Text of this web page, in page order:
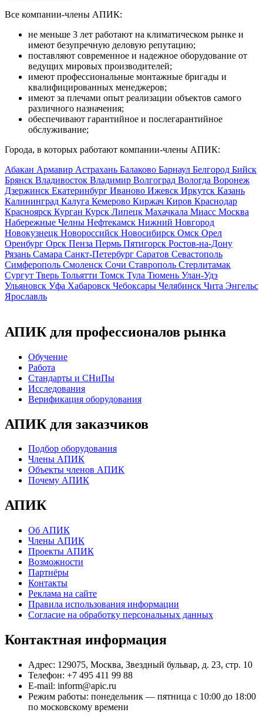
Все компании-члены АПИК:
не меньше 3 лет работают на климатическом рынке и
имеют безупречную деловую репутацию;
поставляют современное и надежное оборудование от
ведущих мировых производителей;
имеют профессиональные монтажные бригады и
квалифицированных менеджеров;
имеют за плечами опыт реализации объектов самого
различного назначения;
обеспечивают гарантийное и послегарантийное
обслуживание;
Города, в которых работают компании-члены АПИК:
Абакан Армавир Астрахань Балаково Барнаул Белгород Бийск
Брянск Владивосток Владимир Волгоград Вологда Воронеж
Дзержинск Екатеринбург Иваново Ижевск Иркутск Казань
Калининград Калуга Кемерово Киржач Киров Краснодар
Красноярск Курган Курск Липецк Махачкала Миасс Москва
Набережные Челны Нефтекамск Нижний Новгород
Новокузнецк Новороссийск Новосибирск Омск Орел
Оренбург Орск Пенза Пермь Пятигорск Ростов-на-Дону
Рязань Самара Санкт-Петербург Саратов Севастополь
Симферополь Смоленск Сочи Ставрополь Стерлитамак
Сургут Тверь Тольятти Томск Тула Тюмень Улан-Удэ
Ульяновск Уфа Хабаровск Чебоксары Челябинск Чита Энгельс
Ярославль
АПИК для профессионалов рынка
Обучение
Работа
Стандарты и СНиПы
Исследования
Верификация оборудования
АПИК для заказчиков
Подбор оборудования
Члены АПИК
Объекты членов АПИК
Почему АПИК
АПИК
Об АПИК
Члены АПИК
Проекты АПИК
Возможности
Партнёры
Контакты
Реклама на сайте
Правила использования информации
Согласие на обработку персональных данных
Контактная информация
Адрес: 129075, Москва, Звездный бульвар, д. 23, стр. 10
Телефон: +7 495 411 99 88
E-mail: inform@apic.ru
Режим работы: понедельник — пятница с 10:00 до 18:00
по московскому времени